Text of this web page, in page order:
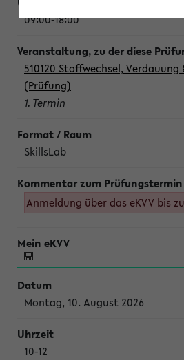
09:00-18:00
510120 Stoffwechsel,
(Prüfung)
1. Termin
SkillsLab
Anmeldung über das eKVV bis
Montag, 10. August 2026
10-12